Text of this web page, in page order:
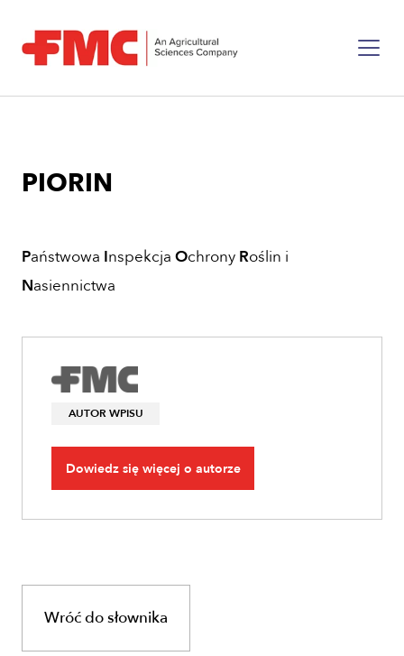
PIORIN
Państwowa Inspekcja Ochrony Roślin i
Nasiennictwa
AUTOR WPISU
Dowiedz się więcej o autorze
Wróć do słownika